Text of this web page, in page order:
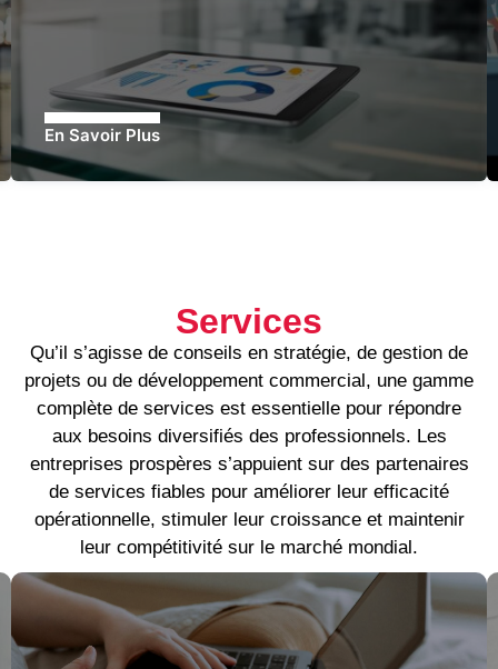
En Savoir Plus
Services
Qu’il s’agisse de conseils en stratégie, de gestion de
projets ou de développement commercial, une gamme
complète de services est essentielle pour répondre
aux besoins diversifiés des professionnels. Les
entreprises prospères s’appuient sur des partenaires
de services fiables pour améliorer leur efficacité
opérationnelle, stimuler leur croissance et maintenir
leur compétitivité sur le marché mondial.